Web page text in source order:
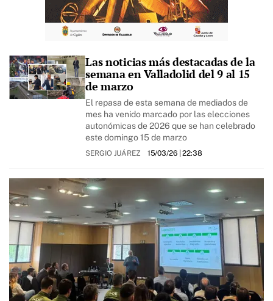
Las noticias más destacadas de la
semana en Valladolid del 9 al 15
de marzo
El repasa de esta semana de mediados de
mes ha venido marcado por las elecciones
autonómicas de 2026 que se han celebrado
este domingo 15 de marzo
SERGIO JUÁREZ 15/03/26| 22:38